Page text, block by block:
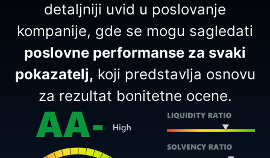
detaljniji uvid u poslovanje
kompanije, gde se mogu sagledati
poslovne performanse za svaki
pokazatelj, koji predstavlja osnovu
za rezultat bonitetne ocene.